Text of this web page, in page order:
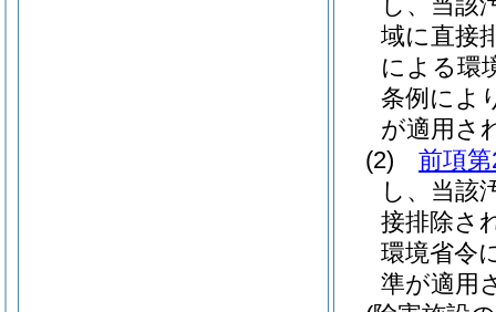
域に直接
による環
条例によ
が適用さ
(2)
前項
し、当該
接排除さ
環境省令
準が適用